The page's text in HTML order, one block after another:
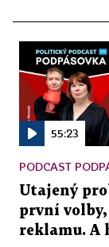
55:23
PODCAST
Utajený
první
reklamu. A